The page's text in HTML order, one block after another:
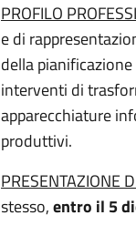
PROFILO
e di
della
interventi di
apparecchiature
produttivi.
PRESENTAZIONE
stesso,entro il 5